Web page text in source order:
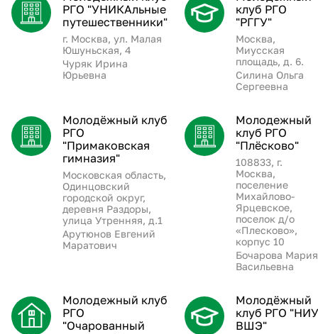
РГО "УНИКАльные
путешественники"
г. Москва, ул. Малая
Юшуньская, 4
Чуряк Ирина
Юрьевна
клуб РГО
"РГГУ"
Москва,
Миусская
площадь, д. 6.
Силина Ольга
Сергеевна
Молодёжный клуб
РГО
"Примаковская
гимназия"
Московская область,
Одинцовский
городской округ,
деревня Раздоры,
улица Утренняя, д.1
Арутюнов Евгений
Маратович
Молодежный
клуб РГО
"Плёсково"
108833, г.
Москва,
поселение
Михайлово-
Ярцевское,
поселок д/о
«Плесково»,
корпус 10
Бочарова Мария
Васильевна
Молодежный клуб
РГО
"Очарованный
Молодёжный
клуб РГО "НИУ
ВШЭ"